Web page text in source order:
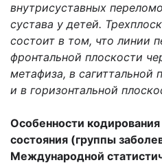
внутрисуставных
сустава у детей.
состоит в том, что линии
фронтальной плоскости
метафиза, в сагиттальной
и в горизонтальной
Особенности
состояния (группы
Международной